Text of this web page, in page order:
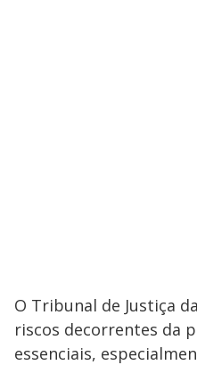
O Tribunal de Justiça
riscos decorrentes da
essenciais,